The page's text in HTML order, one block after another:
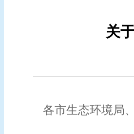
关
各市生态环境局